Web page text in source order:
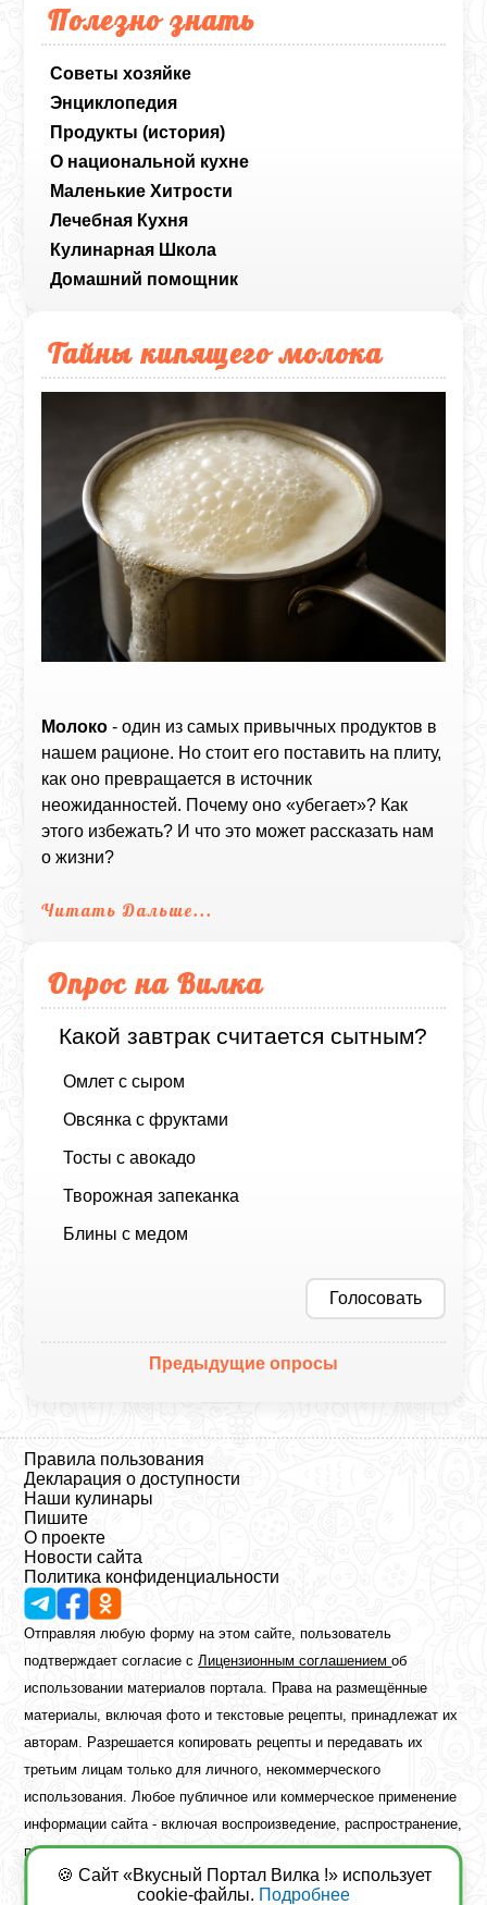
Полезно знать
Советы хозяйке
Энциклопедия
Продукты (история)
О национальной кухне
Маленькие Хитрости
Лечебная Кухня
Кулинарная Школа
Домашний помощник
Тайны кипящего молока
Молоко - один из самых привычных продуктов в
нашем рационе. Но стоит его поставить на плиту,
как оно превращается в источник
неожиданностей. Почему оно «убегает»? Как
этого избежать? И что это может рассказать нам
о жизни?
Читать Дальше...
Опрос на Вилка
Какой завтрак считается сытным?
Омлет с сыром
Овсянка с фруктами
Тосты с авокадо
Творожная запеканка
Блины с медом
Голосовать
Предыдущие опросы
Правила пользования
Декларация о доступности
Наши кулинары
Пишите
О проекте
Новости сайта
Политика конфиденциальности
Отправляя любую форму на этом сайте, пользователь
подтверждает согласие сЛицензионным соглашениемоб
использовании материалов портала. Права на размещённые
материалы, включая фото и текстовые рецепты, принадлежат их
авторам. Разрешается копировать рецепты и передавать их
третьим лицам только для личного, некоммерческого
использования. Любое публичное или коммерческое применение
информации сайта - включая воспроизведение, распространение,
публикацию или обработку - возможно лишь при наличии
предварительного письменного разрешения правообладателя.
🍪 Сайт «Вкусный Портал Вилка !» использует
cookie-файлы. Подробнее